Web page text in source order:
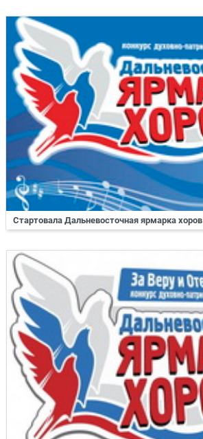
Стартовала Дальневосточная ярмарка хоров